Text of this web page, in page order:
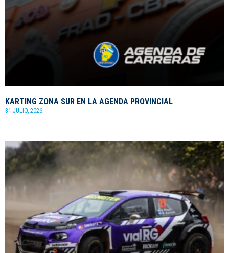
KARTING ZONA SUR EN LA AGENDA PROVINCIAL
31 JULIO, 2026